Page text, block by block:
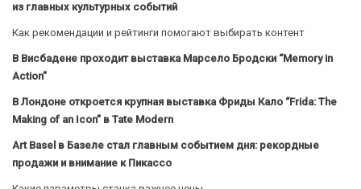
из главных культурных событий
Как рекомендации и рейтинги помогают выбирать контент
В Висбадене проходит выставка Марсело Бродски “Memory in
Action”
В Лондоне откроется крупная выставка Фриды Кало “Frida: The
Making of an Icon” в Tate Modern
Art Basel в Базеле стал главным событием дня: рекордные
продажи и внимание к Пикассо